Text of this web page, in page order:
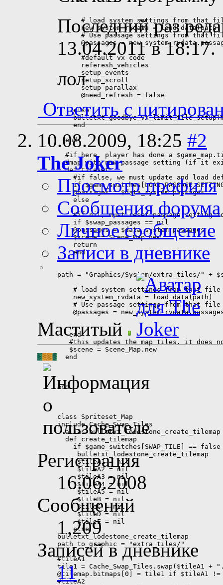
Последний раз
13.04.2011 в18:17.
лол
Ответить с
10.08.2009, 18:25 #2
The Joker
Просмотр профиля
Сообщения форума
Личное сообщение
Записи в дневнике
Маститый
Регистрация
16.06.2008
Сообщений
1,209
Записей в дневнике
11